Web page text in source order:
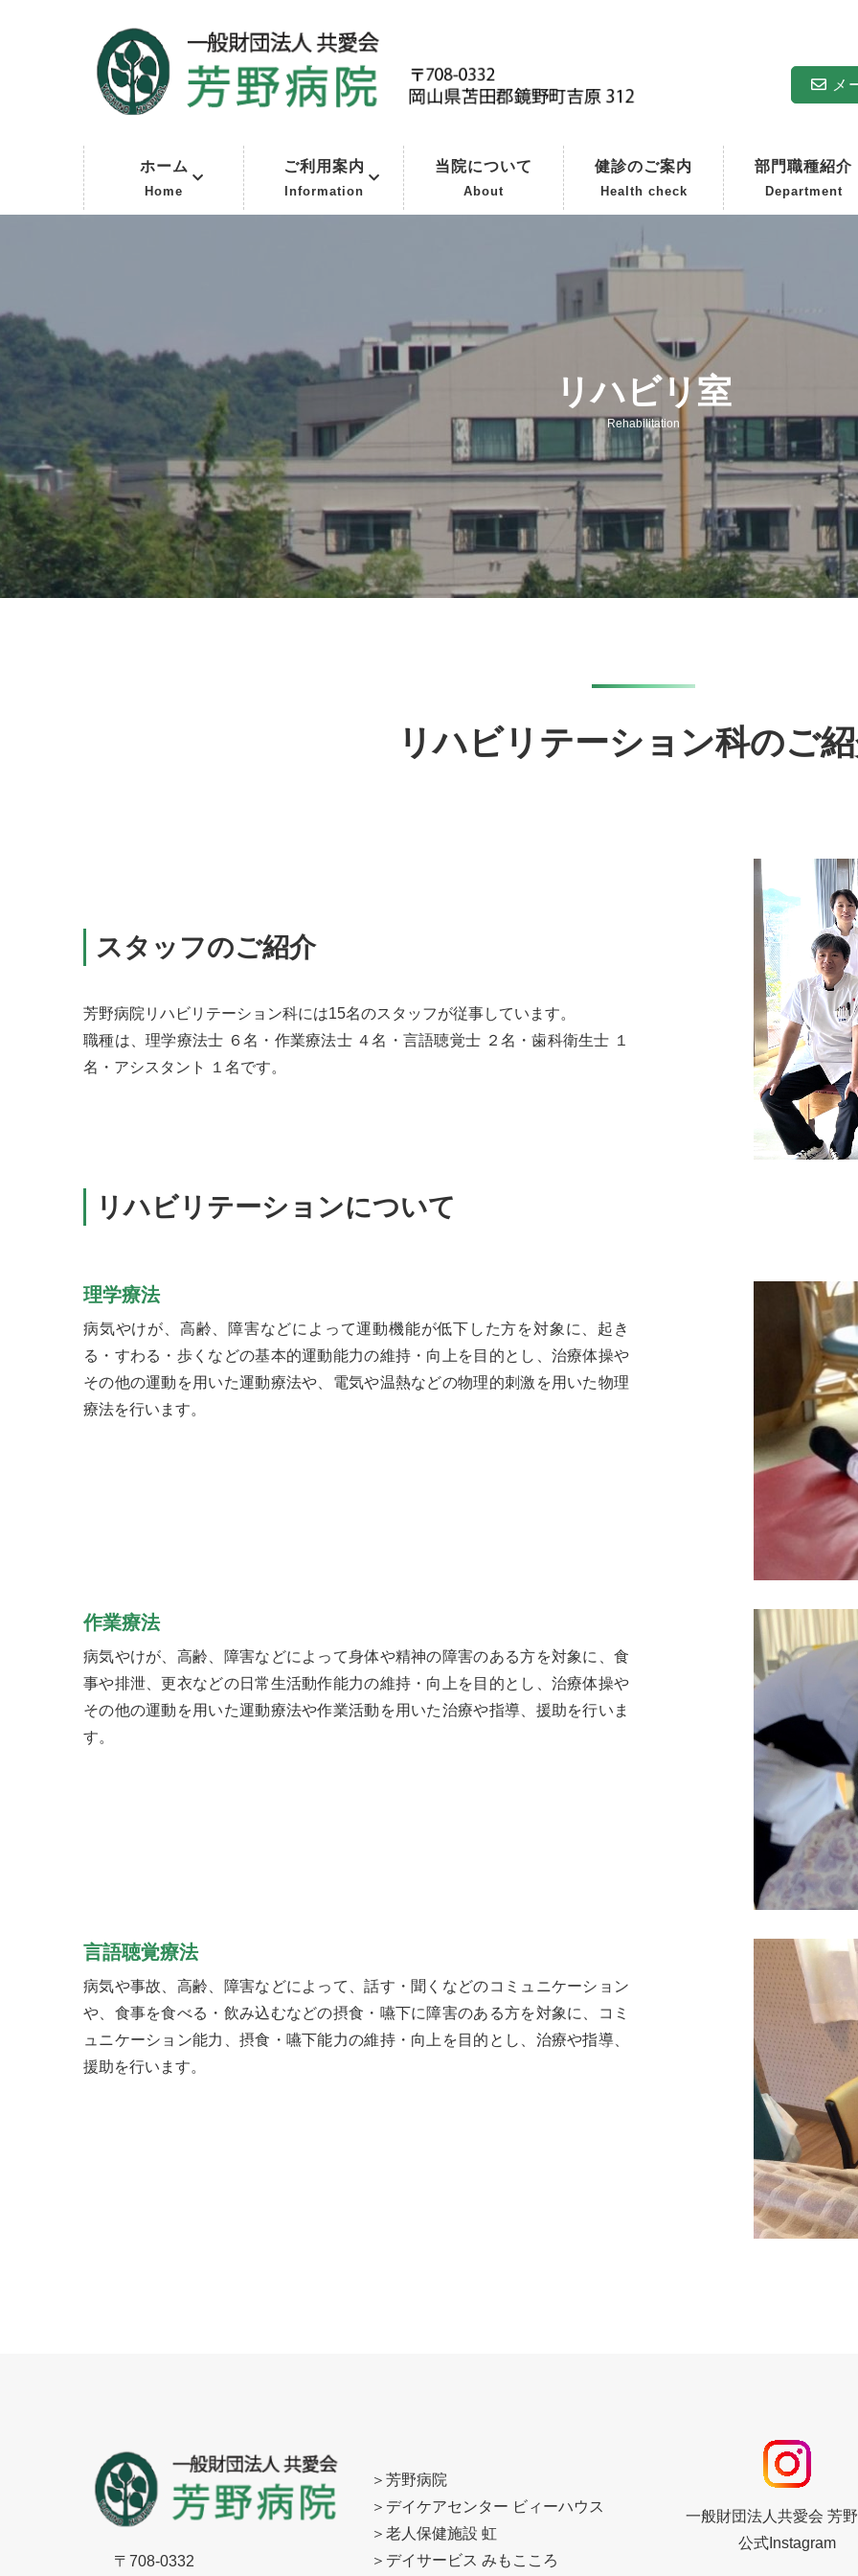
メ
ホーム
Home
ご利用案内
Information
当院について
About
健診のご案内
Health check
部門職種紹介
Department
リハビリ室
Rehabilitation
リハビリテーション科のご
スタッフのご紹介
芳野病院リハビリテーション科には15名のスタッフが従事しています。
職種は、理学療法士 ６名・作業療法士 ４名・言語聴覚士 ２名・歯科衛生士 １
名・アシスタント １名です。
リハビリテーションについて
理学療法
病気やけが、高齢、障害などによって運動機能が低下した方を対象に、起き
る・すわる・歩くなどの基本的運動能力の維持・向上を目的とし、治療体操や
その他の運動を用いた運動療法や、電気や温熱などの物理的刺激を用いた物理
療法を行います。
作業療法
病気やけが、高齢、障害などによって身体や精神の障害のある方を対象に、食
事や排泄、更衣などの日常生活動作能力の維持・向上を目的とし、治療体操や
その他の運動を用いた運動療法や作業活動を用いた治療や指導、援助を行いま
す。
言語聴覚療法
病気や事故、高齢、障害などによって、話す・聞くなどのコミュニケーション
や、食事を食べる・飲み込むなどの摂食・嚥下に障害のある方を対象に、コミ
ュニケーション能力、摂食・嚥下能力の維持・向上を目的とし、治療や指導、
援助を行います。
〒708-0332
＞ 芳野病院
＞ デイケアセンター ビィーハウス
＞ 老人保健施設 虹
＞ デイサービス みもこころ
一般財団法人共愛会 芳
公式Instagram